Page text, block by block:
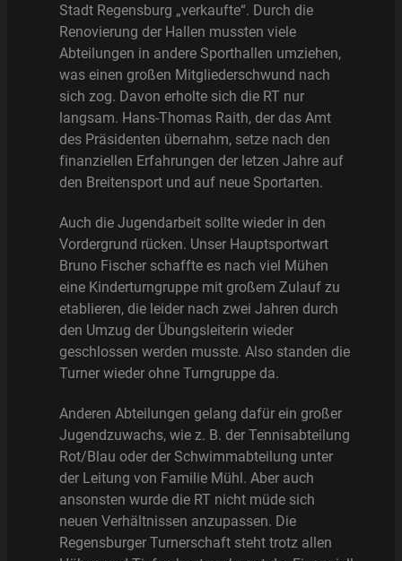
Stadt Regensburg „verkaufte“. Durch die
Renovierung der Hallen mussten viele
Abteilungen in andere Sporthallen umziehen,
was einen großen Mitgliederschwund nach
sich zog. Davon erholte sich die RT nur
langsam. Hans-Thomas Raith, der das Amt
des Präsidenten übernahm, setze nach den
finanziellen Erfahrungen der letzen Jahre auf
den Breitensport und auf neue Sportarten.
Auch die Jugendarbeit sollte wieder in den
Vordergrund rücken. Unser Hauptsportwart
Bruno Fischer schaffte es nach viel Mühen
eine Kinderturngruppe mit großem Zulauf zu
etablieren, die leider nach zwei Jahren durch
den Umzug der Übungsleiterin wieder
geschlossen werden musste. Also standen die
Turner wieder ohne Turngruppe da.
Anderen Abteilungen gelang dafür ein großer
Jugendzuwachs, wie z. B. der Tennisabteilung
Rot/Blau oder der Schwimmabteilung unter
der Leitung von Familie Mühl. Aber auch
ansonsten wurde die RT nicht müde sich
neuen Verhältnissen anzupassen. Die
Regensburger Turnerschaft steht trotz allen